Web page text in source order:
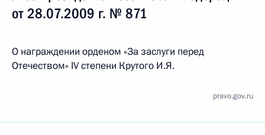
от 28.07.2009 г. № 871
О награждении орденом «За заслуги перед
Отечеством» IV степени Крутого И.Я.
pravo.gov.ru